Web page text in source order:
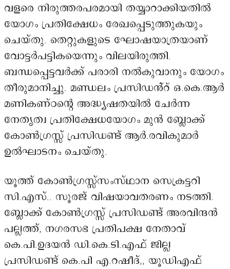
വളരെ നിരുത്തരപരമായി തയ്യാറാക്കിയതിൽ
യോഗം പ്രതിക്ഷേധം രേഖപ്പെടുത്തുകയും
ചെയ്തു. തെറ്റുകളുടെ ഘോഷയാത്രയാണ്
വോട്ടർപട്ടികയെന്നും വിലയിരുത്തി.
ബന്ധപ്പെട്ടവർക്ക് പരാരി നൽകുവാനും യോഗം
തീരുമാനിച്ചു. മണ്ഡലം പ്രസിഡൻ്റ് ഒ.കെ.ആർ
മണികണ്ഠന്റെ അദ്ധ്യഷതയിൽ ചേർന്ന
നേതൃത്വ പ്രതിക്ഷേധയോഗം മുൻ ബ്ലോക്ക്
കോൺഗ്രസ്സ് പ്രസിഡണ്ട് ആർ.രവികുമാർ
ഉൽഘാടനം ചെയ്തു.
യൂത്ത് കോൺഗ്രസ്സ്സംസ്ഥാന സെക്രട്ടറി
സി.എസ്.. സൂരജ് വിഷയാവതരണം നടത്തി.
ബ്ലോക്ക് കോൺഗ്രസ്സ് പ്രസിഡണ്ട് അരവിന്ദൻ
പല്ലത്ത്, നഗരസഭ പ്രതിപക്ഷ നേതാവ്
കെ.പി.ഉദയൻ ഡി.കെ.ടി.എഫ് ജില്ല
പ്രസിഡണ്ട് കെ.പി എ.റഷീദ്,, യൂഡിഎഫ്